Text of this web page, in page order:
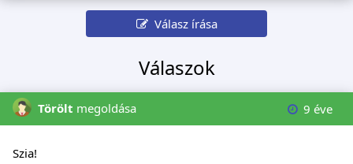
Válasz írása
Válaszok
Törölt megoldása 9 éve
Szia!